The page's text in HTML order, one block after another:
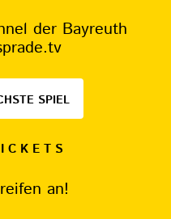
der Bayreuth
SPIEL
an!